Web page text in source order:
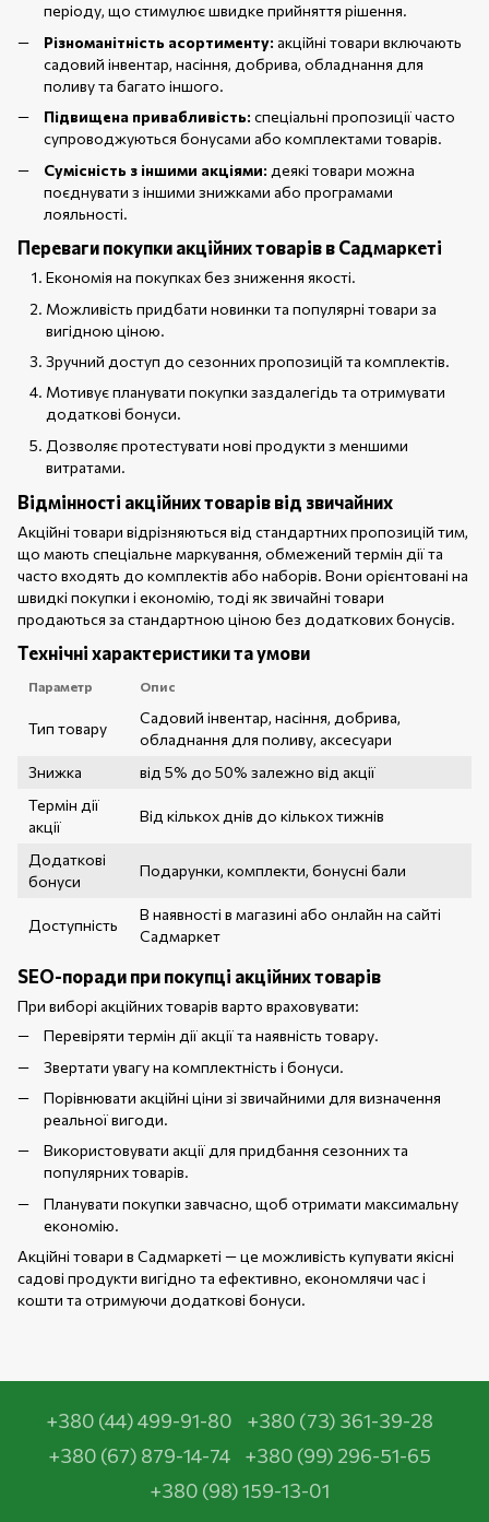
періоду, що стимулює швидке прийняття рішення.
Різноманітність асортименту: акційні товари включають
садовий інвентар, насіння, добрива, обладнання для
поливу та багато іншого.
Підвищена привабливість: спеціальні пропозиції часто
супроводжуються бонусами або комплектами товарів.
Сумісність з іншими акціями: деякі товари можна
поєднувати з іншими знижками або програмами
лояльності.
Переваги покупки акційних товарів в Садмаркеті
Економія на покупках без зниження якості.
Можливість придбати новинки та популярні товари за
вигідною ціною.
Зручний доступ до сезонних пропозицій та комплектів.
Мотивує планувати покупки заздалегідь та отримувати
додаткові бонуси.
Дозволяє протестувати нові продукти з меншими
витратами.
Відмінності акційних товарів від звичайних
Акційні товари відрізняються від стандартних пропозицій тим,
що мають спеціальне маркування, обмежений термін дії та
часто входять до комплектів або наборів. Вони орієнтовані на
швидкі покупки і економію, тоді як звичайні товари
продаються за стандартною ціною без додаткових бонусів.
Технічні характеристики та умови
Параметр Опис
Тип товару
Садовий інвентар, насіння, добрива,
обладнання для поливу, аксесуари
Знижка
від 5% до 50% залежно від акції
Термін дії
акції
Від кількох днів до кількох тижнів
Додаткові
бонуси
Подарунки, комплекти, бонусні бали
Доступність
В наявності в магазині або онлайн на сайті
Садмаркет
SEO-поради при покупці акційних товарів
При виборі акційних товарів варто враховувати:
Перевіряти термін дії акції та наявність товару.
Звертати увагу на комплектність і бонуси.
Порівнювати акційні ціни зі звичайними для визначення
реальної вигоди.
Використовувати акції для придбання сезонних та
популярних товарів.
Планувати покупки завчасно, щоб отримати максимальну
економію.
Акційні товари в Садмаркеті — це можливість купувати якісні
садові продукти вигідно та ефективно, економлячи час і
кошти та отримуючи додаткові бонуси.
+380 (44) 499-91-80
+380 (73) 361-39-28
+380 (67) 879-14-74
+380 (99) 296-51-65
+380 (98) 159-13-01